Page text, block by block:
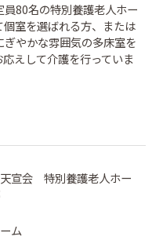
80名の特別養護老人ホー
室を選ばれる方、または
やかな雰囲気の多床室を
えして介護を行っていま
宣会 特別養護老人ホー
ム